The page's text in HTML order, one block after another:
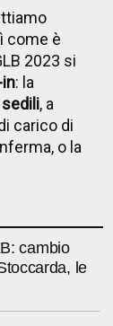
come è
2023 si
: la
, a
carico di
o la
cambio
le